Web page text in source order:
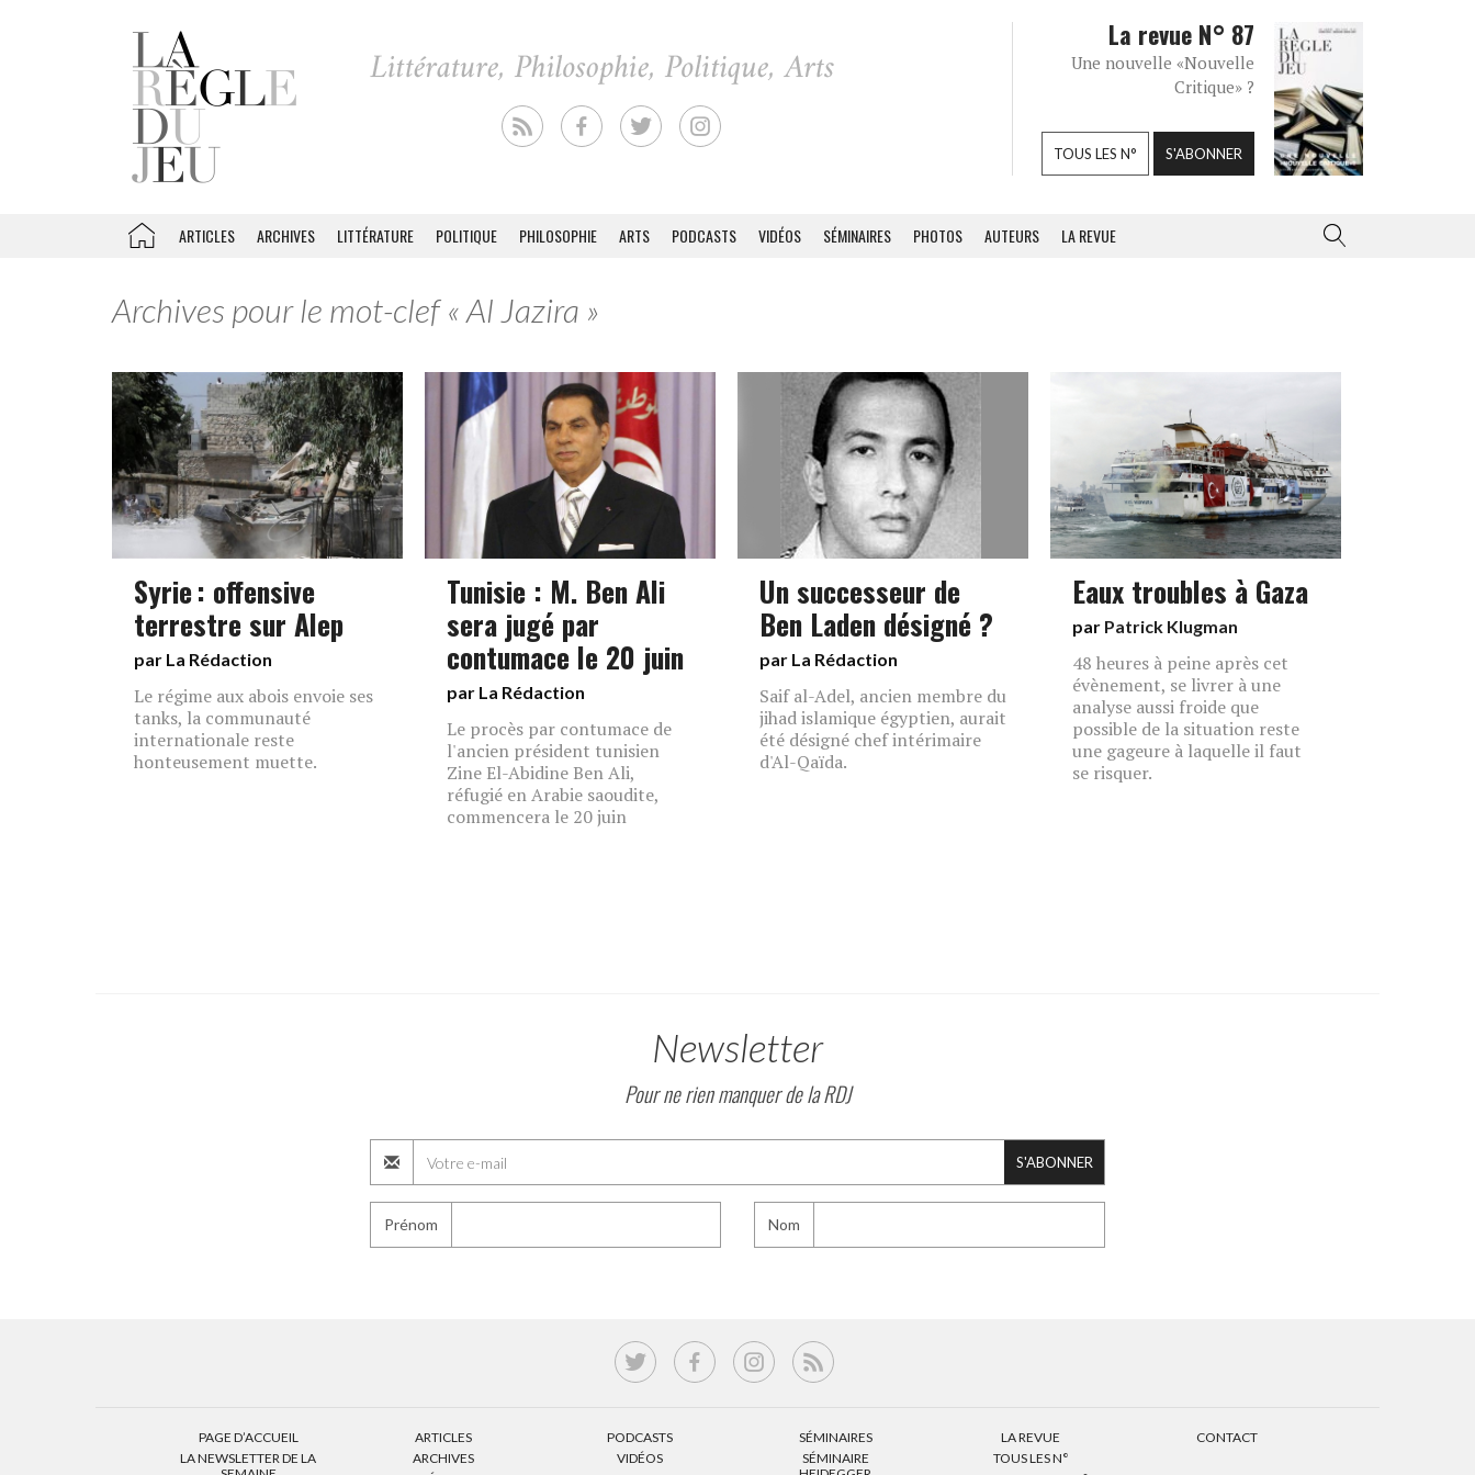
La revue N° 87
Une nouvelle «Nouvelle
Critique» ?
TOUS LES N° S'ABONNER
ARTICLES ARCHIVES LITTÉRATURE POLITIQUE PHILOSOPHIE ARTS PODCASTS VIDÉOS SÉMINAIRES PHOTOS AUTEURS LA REVUE
Archives pour le mot-clef « Al Jazira »
Syrie : offensive
terrestre sur Alep
par La Rédaction
Le régime aux abois envoie ses
tanks, la communauté
internationale reste
honteusement muette.
Tunisie : M. Ben Ali
sera jugé par
contumace le 20 juin
par La Rédaction
Le procès par contumace de
l'ancien président tunisien
Zine El-Abidine Ben Ali,
réfugié en Arabie saoudite,
commencera le 20 juin
Un successeur de
Ben Laden désigné ?
par La Rédaction
Saif al-Adel, ancien membre du
jihad islamique égyptien, aurait
été désigné chef intérimaire
d'Al-Qaïda.
Eaux troubles à Gaza
par Patrick Klugman
48 heures à peine après cet
évènement, se livrer à une
analyse aussi froide que
possible de la situation reste
une gageure à laquelle il faut
se risquer.
Newsletter
Pour ne rien manquer de la RDJ
S'ABONNER
Prénom Nom
PAGE D’ACCUEIL
LA NEWSLETTER DE LA
ARTICLES
ARCHIVES
PODCASTS
VIDÉOS
SÉMINAIRES
SÉMINAIRE
LA REVUE
TOUS LES N°
CONTACT